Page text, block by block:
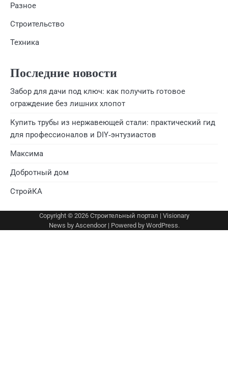
Разное
Строительство
Техника
Последние новости
Забор для дачи под ключ: как получить готовое
ограждение без лишних хлопот
Купить трубы из нержавеющей стали: практический гид
для профессионалов и DIY‑энтузиастов
Максима
Добротный дом
СтройКА
Copyright © 2026 Строительный портал | Visionary
News by Ascendoor| Powered by WordPress.